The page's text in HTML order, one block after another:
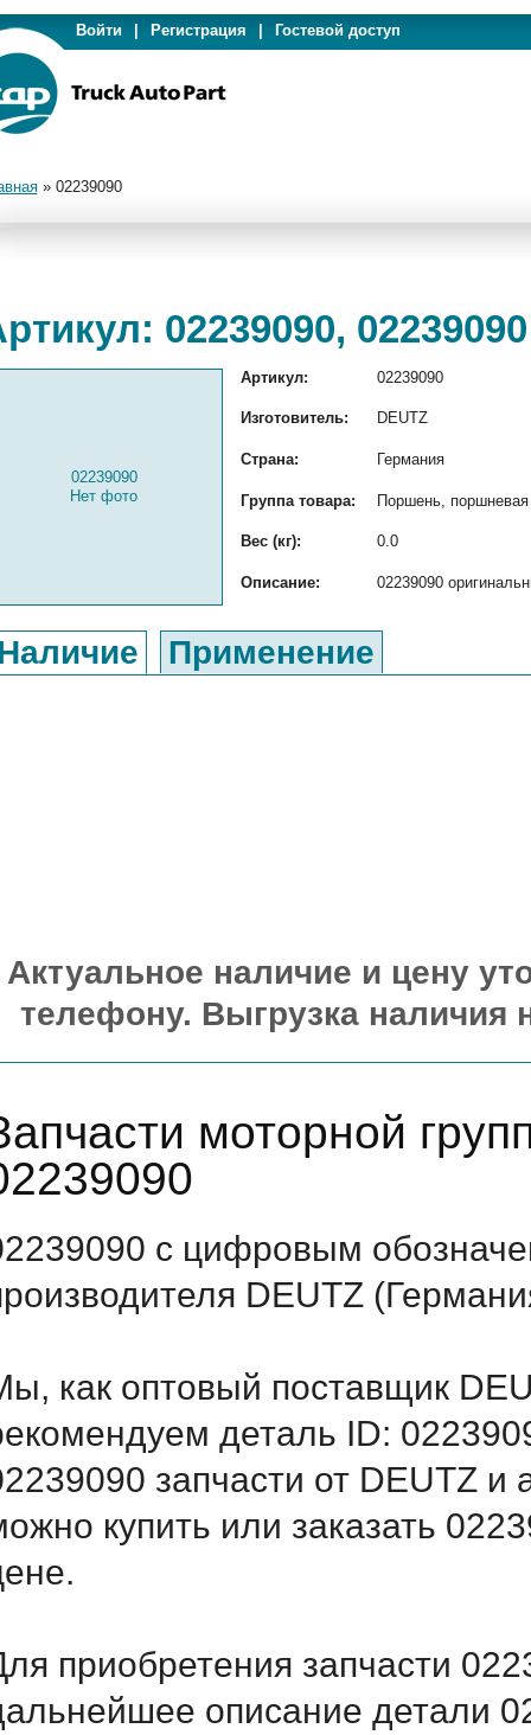
Войти Регистрация Гостевой доступ
» 02239090
02239090, 02239090
02239090
Нет фото
Артикул: 02239090
Изготовитель: DEUTZ
Страна: Германия
Группа товара: Поршень, поршневая
Вес (кг): 0.0
Описание: 02239090
Применение
Актуальное наличие и цену
телефону. Выгрузка наличия
моторной
с цифровым
DEUTZ
как оптовый поставщик
деталь ID:
запчасти от DEUTZ и
купить или заказать
приобретения запчасти
описание детали